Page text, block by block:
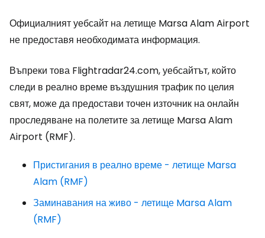
Официалният уебсайт на летище Marsa Alam Airport
не предоставя необходимата информация.
Въпреки това Flightradar24.com, уебсайтът, който
следи в реално време въздушния трафик по целия
свят, може да предостави точен източник на онлайн
проследяване на полетите за летище Marsa Alam
Airport (RMF).
Пристигания в реално време - летище Marsa
Alam (RMF)
Заминавания на живо - летище Marsa Alam
(RMF)